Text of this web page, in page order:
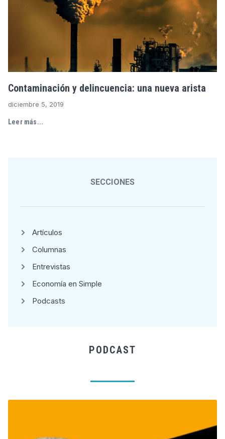
Contaminación y delincuencia: una nueva arista
diciembre 5, 2019
Leer más...
SECCIONES
Artículos
Columnas
Entrevistas
Economía en Simple
Podcasts
PODCAST